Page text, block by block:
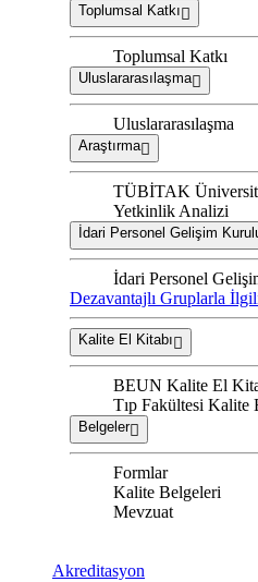
Toplumsal Katkı
Toplumsal Katkı
Uluslararasılaşma
Uluslararasılaşma
Araştırma
TÜBİTAK
Yetkinlik Analizi
İdari Personel Gelişim
İdari Personel
Dezavantajlı Gruplarla
Kalite El Kitabı
BEUN Kalite El
Tıp Fakültesi Kalite
Belgeler
Formlar
Kalite Belgeleri
Mevzuat
Akreditasyon